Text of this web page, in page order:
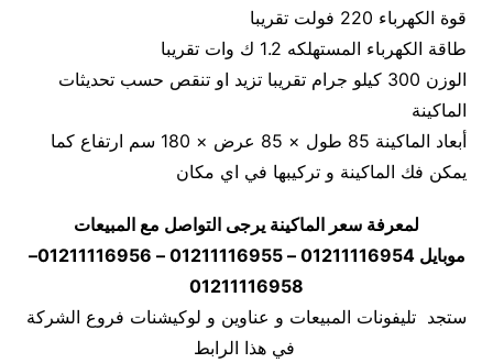
قوة الكهرباء 220 فولت تقريبا
طاقة الكهرباء المستهلكه 1.2 ك وات تقريبا
الوزن 300 كيلو جرام تقريبا تزيد او تنقص حسب تحديثات
الماكينة
أبعاد الماكينة 85 طول × 85 عرض × 180 سم ارتفاع كما
يمكن فك الماكينة و تركيبها في اي مكان
لمعرفة سعر الماكينة يرجى التواصل مع المبيعات
موبايل 01211116954 – 01211116955 – 01211116956–
01211116958
ستجد تليفونات المبيعات و عناوين و لوكيشنات فروع الشركة
في هذا الرابط